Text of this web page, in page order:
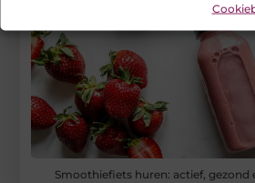
Smoothiefiets huren: actief, gezond